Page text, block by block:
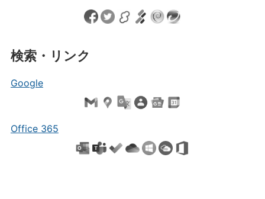
検索・リンク
Google
Office 365